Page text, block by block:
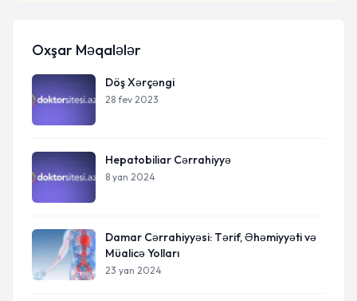
Oxşar Məqalələr
Döş Xərçəngi
28 fev 2023
Hepatobiliar Cərrahiyyə
8 yan 2024
Damar Cərrahiyyəsi: Tərif, Əhəmiyyəti və
Müalicə Yolları
23 yan 2024